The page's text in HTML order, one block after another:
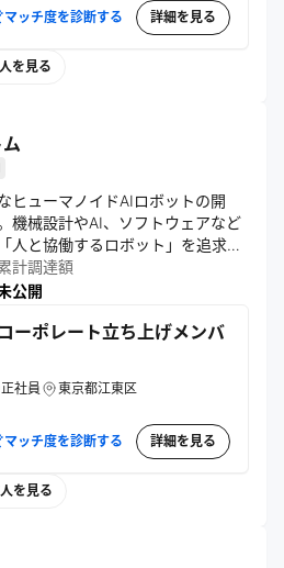
マッチ度を診断する 詳細を見る
を見る
ヒューマノイドAIロボットの開
機械設計やAI、ソフトウェアなど
人と協働するロボット」を追求す
ラを変えることなく、そのまま溶
次世代のロボティクス技術で社会
計調達額
公開
ーポレート立ち上げメンバ
正社員 東京都江東区
マッチ度を診断する 詳細を見る
を見る